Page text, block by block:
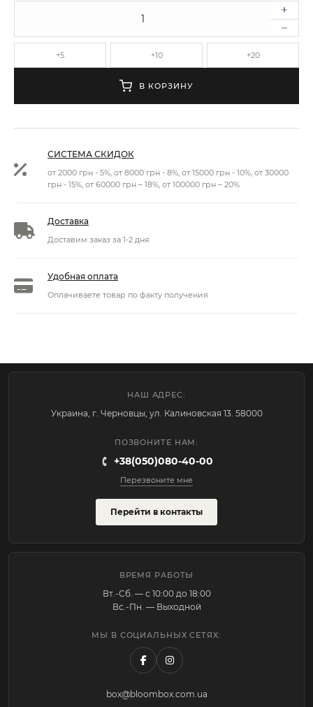
+5 +10 +20
В КОРЗИНУ
СИСТЕМА СКИДОК
от 2000 грн - 5%, от 8000 грн - 8%, от 15000 грн - 10%, от 30000
грн - 15%, от 60000 грн – 18%, от 100000 грн – 20%
Доставка
Доставим заказ за 1-2 дня
Удобная оплата
Оплачиваете товар по факту получения
НАШ АДРЕС:
Украина, г. Черновцы, ул. Калиновская 13. 58000
ПОЗВОНИТЕ НАМ:
+38(050)080-40-00
Перезвоните мне
Перейти в контакты
ВРЕМЯ РАБОТЫ
Вт.-Cб. — с 10:00 до 18:00
Вс.-Пн. — Выходной
МЫ В СОЦИАЛЬНЫХ СЕТЯХ:
box@bloombox.com.ua